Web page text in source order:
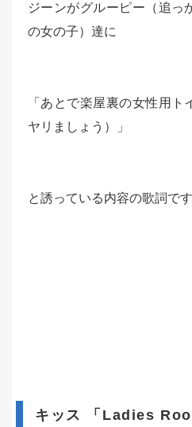
ジーンがグルーピー（追っ
の女の子）達に
「あとで楽屋裏の女性用ト
ヤリましょう）」
と誘っている内容の歌詞です
キッス 「Ladies